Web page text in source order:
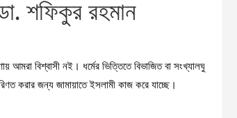
শফিকুর রহমান
আমরা বিশ্বাসী নই। ধর্মের ভিত্তিতে বিভাজিত বা সংখ্যালঘু
করার জন্য জামায়াতে ইসলামী কাজ করে যাচ্ছে।